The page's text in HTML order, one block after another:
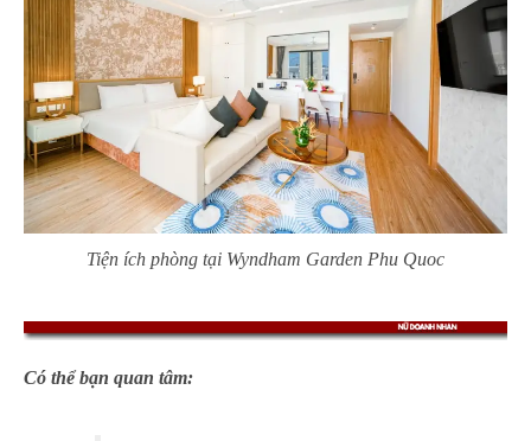
Tiện ích phòng tại Wyndham Garden Phu Quoc
Có thể bạn quan tâm: